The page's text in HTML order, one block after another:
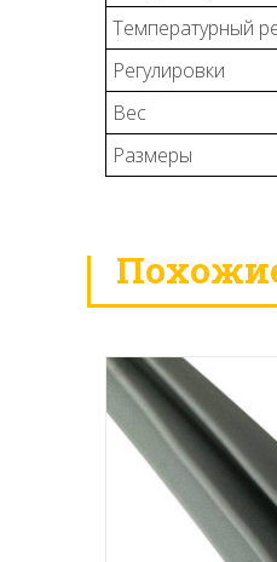
Температурный
Регулировки
Вес
Размеры